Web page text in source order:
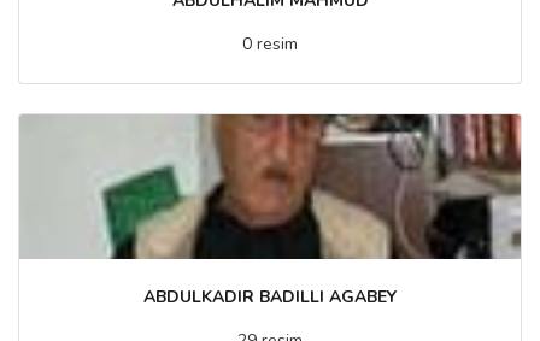
0 resim
ABDULKADIR BADILLI AGABEY